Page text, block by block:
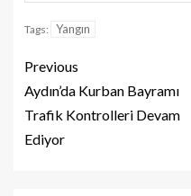
Tags: Yangın
Previous
Aydın’da Kurban Bayramı
Trafik Kontrolleri Devam
Ediyor